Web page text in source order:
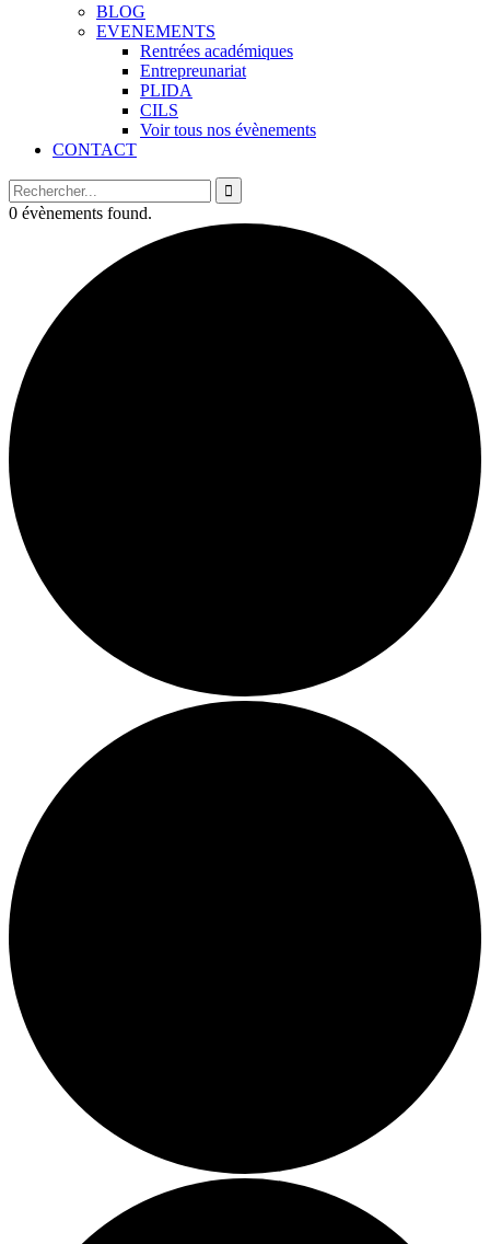
BLOG
EVENEMENTS
Rentrées académiques
Entrepreunariat
PLIDA
CILS
Voir tous nos évènements
CONTACT
0 évènements found.